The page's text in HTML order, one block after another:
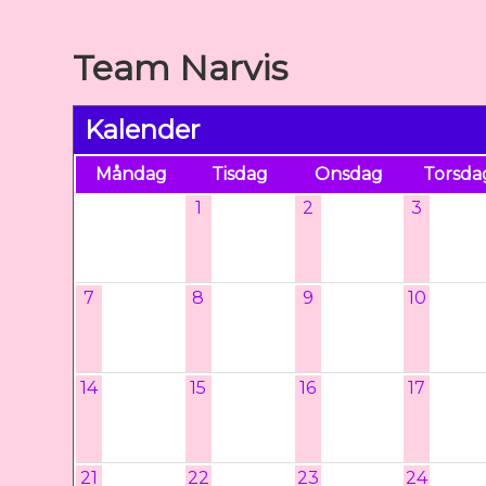
Team Narvis
Kalender
Måndag Tisdag Onsdag
1
2 3
7 8 9 10
14 15 16 17
21 22 23 24